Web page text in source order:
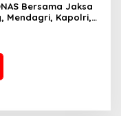
Bersama Jaksa
Mendagri, Kapolri,